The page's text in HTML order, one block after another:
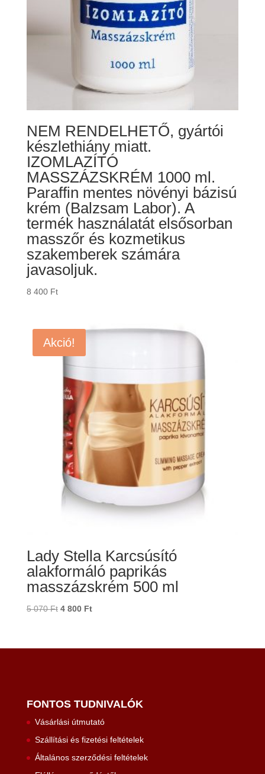
NEM RENDELHETŐ, gyártói
készlethiány miatt.
IZOMLAZÍTÓ
MASSZÁZSKRÉM 1000 ml.
Paraffin mentes növényi bázisú
krém (Balzsam Labor). A
termék használatát elsősorban
masszőr és kozmetikus
szakemberek számára
javasoljuk.
8 400 Ft
Akció!
Lady Stella Karcsúsító
alakformáló paprikás
masszázskrém 500 ml
5 070Ft Original
5
4 800 FtCurrent
4
FONTOS TUDNIVALÓK
Vásárlási útmutató
Szállítási és fizetési feltételek
Általános szerződési feltételek